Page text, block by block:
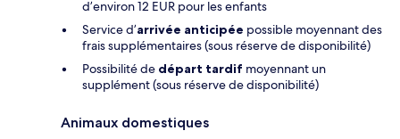
d’environ 12 EUR pour les enfants
Service d’arrivée anticipée possible moyennant des
frais supplémentaires (sous réserve de disponibilité)
Possibilité de départ tardif moyennant un
supplément (sous réserve de disponibilité)
Animaux domestiques